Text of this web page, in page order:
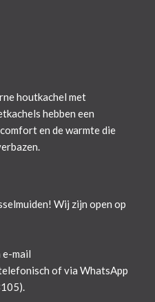
houtkachel met
hebben een
en de warmte die
Wij zijn open op
e-mail
of via WhatsApp